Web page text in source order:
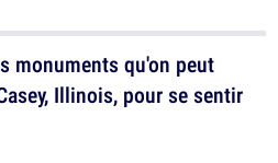
monuments qu'on peut
Illinois, pour se sentir